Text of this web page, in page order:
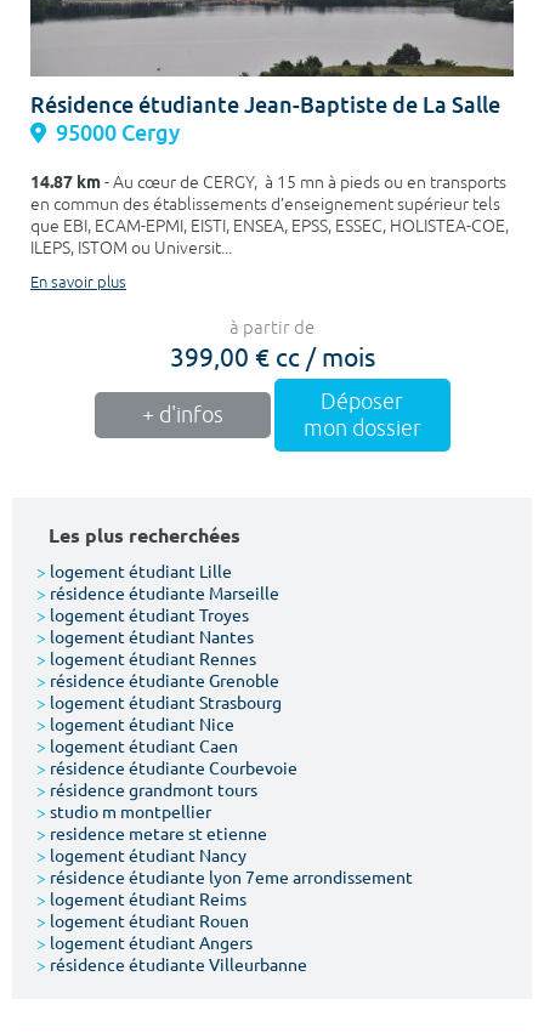
Résidence étudiante Jean-Baptiste de La Salle
95000 Cergy
14.87 km- Au cœur de CERGY, à 15 mn à pieds ou en transports
en commun des établissements d’enseignement supérieur tels
que EBI, ECAM-EPMI, EISTI, ENSEA, EPSS, ESSEC, HOLISTEA-COE,
ILEPS, ISTOM ou Universit...
En savoir plus
à partir de
399,00 € cc / mois
+ d'infos
Déposer
mon dossier
Les plus recherchées
> logement étudiant Lille
> résidence étudiante Marseille
> logement étudiant Troyes
> logement étudiant Nantes
> logement étudiant Rennes
> résidence étudiante Grenoble
> logement étudiant Strasbourg
> logement étudiant Nice
> logement étudiant Caen
> résidence étudiante Courbevoie
> résidence grandmont tours
> studio m montpellier
> residence metare st etienne
> logement étudiant Nancy
> résidence étudiante lyon 7eme arrondissement
> logement étudiant Reims
> logement étudiant Rouen
> logement étudiant Angers
> résidence étudiante Villeurbanne